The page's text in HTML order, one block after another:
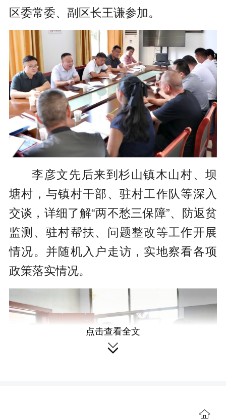
区委常委、副区长王谦参加。
李彦文先后来到杉山镇木山村、坝
塘村，与镇村干部、驻村工作队等深入
交谈，详细了解“两不愁三保障”、防返贫
监测、驻村帮扶、问题整改等工作开展
情况。并随机入户走访，实地察看各项
政策落实情况。
点击查看全文
